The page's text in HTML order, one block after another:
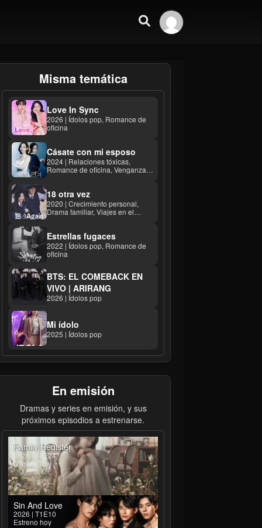
Misma temática
Love In Sync
2026 | Ídolos pop, Romance de
oficina
Cásate con mi esposo
2024 | Relaciones tóxicas,
Romance de oficina, Venganza
18 otra vez
2020 | Crecimiento personal,
Drama familiar, Viajes en el
Estrellas fugaces
2022 | Ídolos pop, Romance de
oficina
BTS: EL COMEBACK EN
VIVO | ARIRANG
2026 | Ídolos pop
Mi ídolo
2025 | Ídolos pop
En emisión
Dramas y series en emisión, y sus
próximos episodios a estrenarse.
Family Register
2026 | T1E24
Estreno hoy
Sin And Love
2026 | T1E10
Estreno hoy